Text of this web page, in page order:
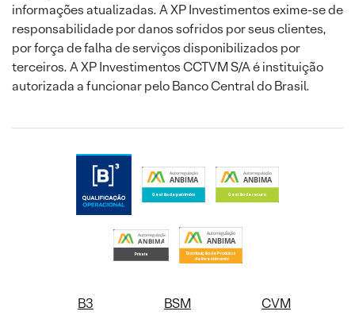
informações atualizadas. A XP Investimentos exime-se de
responsabilidade por danos sofridos por seus clientes,
por força de falha de serviços disponibilizados por
terceiros. A XP Investimentos CCTVM S/A é instituição
autorizada a funcionar pelo Banco Central do Brasil.
B3 BSM CVM